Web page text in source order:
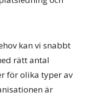
kan vi snabbt
rätt antal
för olika typer av
är